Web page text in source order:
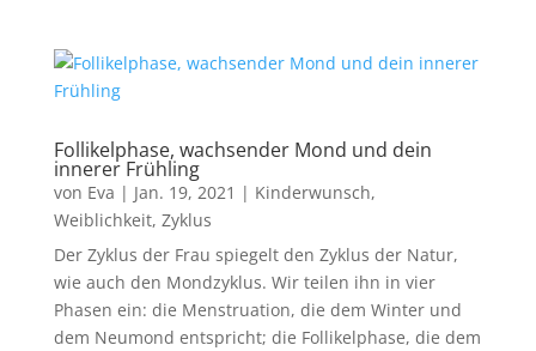
Follikelphase, wachsender Mond und dein
innerer Frühling
von Eva | Jan. 19, 2021 | Kinderwunsch,
Weiblichkeit, Zyklus
Der Zyklus der Frau spiegelt den Zyklus der Natur,
wie auch den Mondzyklus. Wir teilen ihn in vier
Phasen ein: die Menstruation, die dem Winter und
dem Neumond entspricht; die Follikelphase, die dem